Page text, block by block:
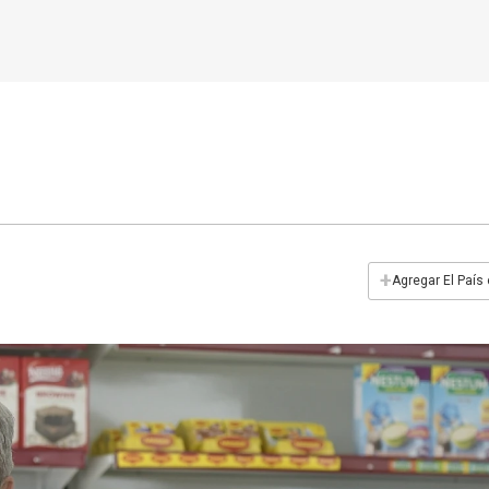
+Agregar El País